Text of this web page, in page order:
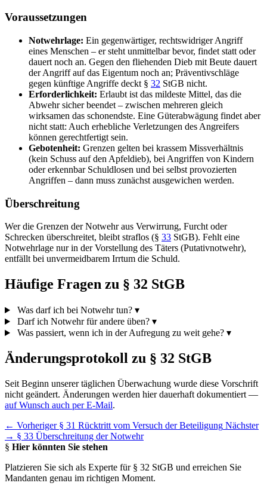
Voraussetzungen
Notwehrlage: Ein gegenwärtiger, rechtswidriger Angriff
eines Menschen – er steht unmittelbar bevor, findet statt oder
dauert noch an. Gegen den fliehenden Dieb mit Beute dauert
der Angriff auf das Eigentum noch an; Präventivschläge
gegen künftige Angriffe deckt § 32 StGB nicht.
Erforderlichkeit: Erlaubt ist das mildeste Mittel, das die
Abwehr sicher beendet – zwischen mehreren gleich
wirksamen das schonendste. Eine Güterabwägung findet aber
nicht statt: Auch erhebliche Verletzungen des Angreifers
können gerechtfertigt sein.
Gebotenheit: Grenzen gelten bei krassem Missverhältnis
(kein Schuss auf den Apfeldieb), bei Angriffen von Kindern
oder erkennbar Schuldlosen und bei selbst provozierten
Angriffen – dann muss zunächst ausgewichen werden.
Überschreitung
Wer die Grenzen der Notwehr aus Verwirrung, Furcht oder
Schrecken überschreitet, bleibt straflos (§ 33 StGB). Fehlt eine
Notwehrlage nur in der Vorstellung des Täters (Putativnotwehr),
entfällt bei unvermeidbarem Irrtum die Schuld.
Häufige Fragen zu § 32 StGB
Was darf ich bei Notwehr tun? ▾
Darf ich Notwehr für andere üben? ▾
Was passiert, wenn ich in der Aufregung zu weit gehe? ▾
Änderungsprotokoll zu § 32 StGB
Seit Beginn unserer täglichen Überwachung wurde diese Vorschrift
nicht geändert. Änderungen werden hier dauerhaft dokumentiert —
auf Wunsch auch per E-Mail.
← Vorheriger § 31 Rücktritt vom Versuch der Beteiligung Nächster
→ § 33 Überschreitung der Notwehr
§ Hier könnten Sie stehen
Platzieren Sie sich als Experte für § 32 StGB und erreichen Sie
Mandanten genau im richtigen Moment.